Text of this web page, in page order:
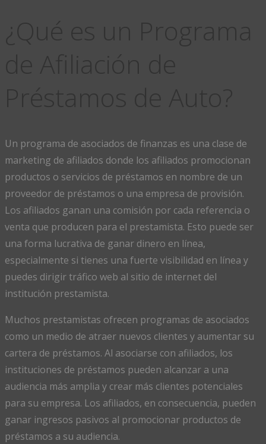
Un programa de asociados de finanzas es una clase de
marketing de afiliados donde los afiliados promocionan
productos o servicios de préstamos en nombre de un
proveedor de préstamos o una empresa de provisión.
Los afiliados ganan una comisión por cada referencia o
venta que producen para el prestamista. Esto puede ser
una forma lucrativa de ganar dinero en línea,
especialmente si tienes una fuerte visibilidad en línea y
puedes dirigir tráfico web al sitio de internet del
institución prestamista.
Muchos prestamistas ofrecen programas de asociados
como un medio de atraer nuevos clientes y aumentar su
cartera de préstamos. Al asociarse con afiliados, los
instituciones de préstamos pueden alcanzar a una
audiencia más amplia y crear más clientes potenciales
para su empresa. Los afiliados, en consecuencia, pueden
ganar ingresos pasivos al promocionar productos de
préstamos a su audiencia.